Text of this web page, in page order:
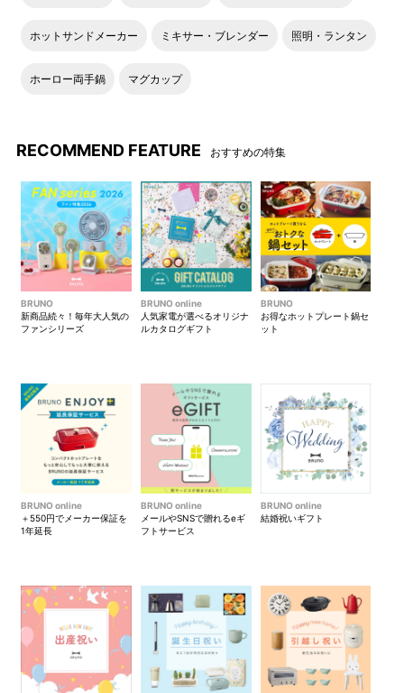
ホットサンドメーカー ミキサー・ブレンダー 照明・ランタン
ホーロー両手鍋 マグカップ
RECOMMEND FEATURE おすすめの特集
BRUNO
新商品続々！毎年大人気の
ファンシリーズ
BRUNO online
人気家電が選べるオリジナ
ルカタログギフト
BRUNO
お得なホットプレート鍋セ
ット
BRUNO online
＋550円でメーカー保証を
1年延長
BRUNO online
メールやSNSで贈れるeギ
フトサービス
BRUNO online
結婚祝いギフト